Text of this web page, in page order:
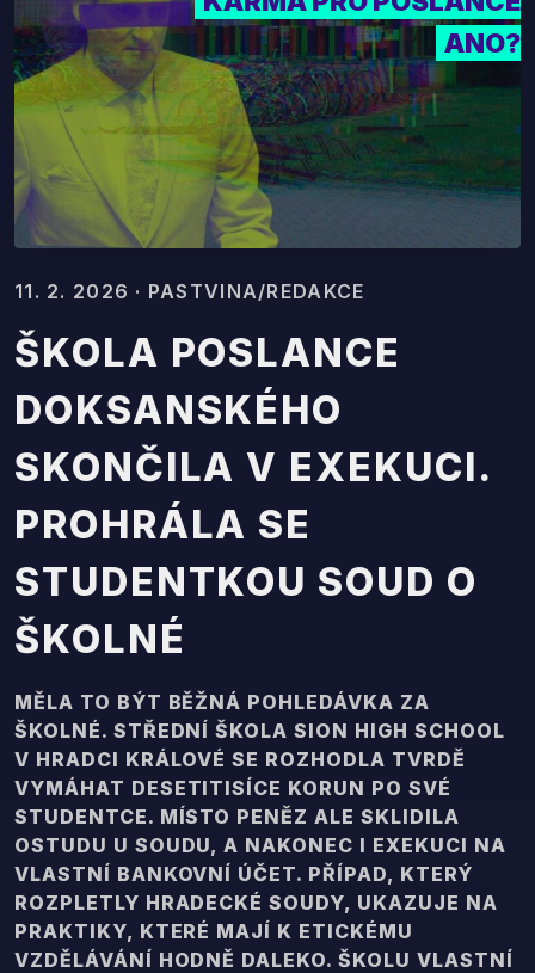
ANO?
11. 2. 2026 · PASTVINA/REDAKCE
ŠKOLA POSLANCE
DOKSANSKÉHO
SKONČILA V EXEKUCI.
PROHRÁLA SE
STUDENTKOU SOUD O
ŠKOLNÉ
MĚLA TO BÝT BĚŽNÁ POHLEDÁVKA ZA
ŠKOLNÉ. STŘEDNÍ ŠKOLA SION HIGH SCHOOL
V HRADCI KRÁLOVÉ SE ROZHODLA TVRDĚ
VYMÁHAT DESETITISÍCE KORUN PO SVÉ
STUDENTCE. MÍSTO PENĚZ ALE SKLIDILA
OSTUDU U SOUDU, A NAKONEC I EXEKUCI NA
VLASTNÍ BANKOVNÍ ÚČET. PŘÍPAD, KTERÝ
ROZPLETLY HRADECKÉ SOUDY, UKAZUJE NA
PRAKTIKY, KTERÉ MAJÍ K ETICKÉMU
VZDĚLÁVÁNÍ HODNĚ DALEKO. ŠKOLU VLASTNÍ